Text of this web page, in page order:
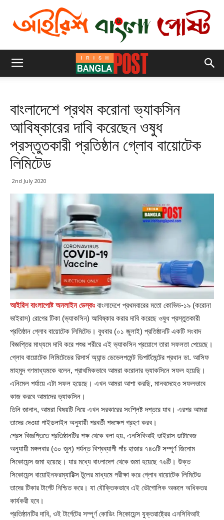
বাংলাদেশে প্রথম করোনা ভ্যাকসিন
আবিষ্কারের দাবি করেছেন ওষুধ
প্রস্তুতকারী প্রতিষ্ঠান গ্লোব বায়োটেক
লিমিটেড
2nd July 2020
আইরিশ বাংলাপোষ্ট অনলাইন ডেস্কঃ বাংলাদেশে প্রথমবারের মতো কোভিড-১৯ (করোনা
ভাইরাস) রোগের টিকা (ভ্যাকসিন) আবিষ্কার করার দাবি করেছে ওষুধ প্রস্তুতকারী
প্রতিষ্ঠান গ্লোব বায়োটেক লিমিটেড। বুধবার (০১ জুলাই) প্রতিষ্ঠানটি একটি সংবাদ
বিজ্ঞপ্তির মাধ্যমে দাবি করে পশুর শরীরে এই ভ্যাকসিন প্রয়োগে তারা সফলতা পেয়েছে।
গ্লোব বায়োটেক লিমিটেডের রিসার্স অ্যান্ড ডেভেলপমেন্ট ডিপার্টমেন্টের প্রধান ডা. আসিফ
মাহমুদ গণমাধ্যমকে বলেন, প্রাথমিকভাবে আমরা করোনার ভ্যাকসিনে সফল হয়েছি।
এনিমেল পর্যায়ে এটা সফল হয়েছে। এখন আমরা আশা করছি, মানবদেহেও সফলভাবে
কাজ করবে আমাদের ভ্যাকসিন।
তিনি জানান, আমরা বিষয়টি নিয়ে এখন সরকারের সংশ্লিষ্ট দপ্তরে যাব। এরপর আমরা
তাদের দেওয়া গাইডলাইন অনুযায়ী পরবর্তী পদক্ষেপ গ্রহণ করব।
প্রেস বিজ্ঞপ্তিতে প্রতিষ্ঠানটির পক্ষ থেকে বলা হয়, এনসিবিআই ভাইরাস ডাটাবেজ
অনুযায়ী মঙ্গলবার (৩০ জুন) পর্যন্ত বিশ্বব্যাপী পাঁচ হাজার ৭৪৩টি সম্পূর্ণ জিনোম
সিকোয়েন্স জমা হয়েছে। যার মধ্যে বাংলাদেশ থেকে জমা হয়েছে ৭৬টি। উক্ত
সিকোয়েন্স বায়োইনফরম্যাটিক্স টুলের মাধ্যমে পরীক্ষা করে গ্লোব বায়োটেক লিমিটেড
তাদের টিকার টার্গেট নিশ্চিত করে। যা যৌক্তিকভাবে এই ভৌগোলিক অঞ্চলে অধিকতর
কার্যকরী হবে।
প্রতিষ্ঠানটির দাবি, ওই টার্গেটের সম্পূর্ণ কোডিং সিকোয়েন্স যুক্তরাষ্ট্রের এনসিবিআই